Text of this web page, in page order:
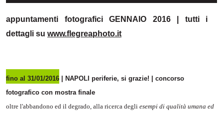
appuntamenti fotografici GENNAIO 2016 | tutti i
dettagli su www.flegreaphoto.it
fino al 31/01/2016 | NAPOLI periferie, si grazie! | concorso
fotografico con mostra finale
oltre l'abbandono ed il degrado, alla ricerca degli esempi di qualità umana ed